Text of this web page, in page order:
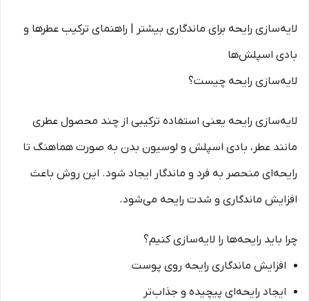
لایه‌سازی رایحه برای ماندگاری بیشتر | راهنمای ترکیب عطرها و
بادی اسپلش‌ها
لایه‌سازی رایحه چیست؟
لایه‌سازی رایحه یعنی استفاده ترکیبی از چند محصول عطری
مانند عطر، بادی اسپلش و لوسیون بدن به صورت هماهنگ تا
رایحه‌ای منحصر به فرد و ماندگار ایجاد شود. این روش باعث
افزایش ماندگاری و شدت رایحه می‌شود.
چرا باید رایحه‌ها را لایه‌سازی کنیم؟
افزایش ماندگاری رایحه روی پوست
ایجاد رایحه‌ای پیچیده و جذاب‌تر